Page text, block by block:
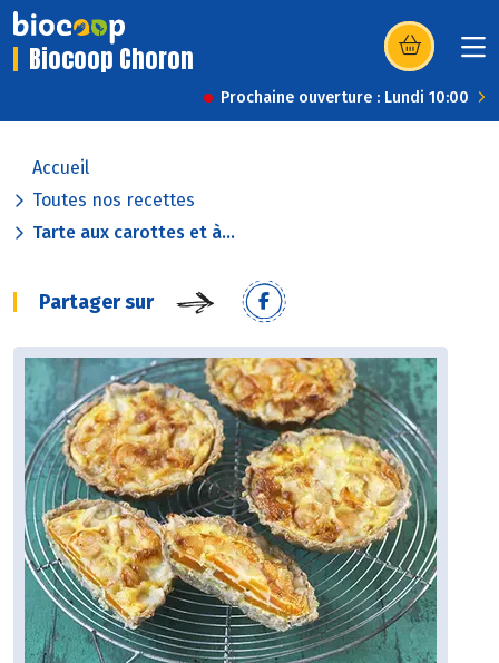
Biocoop Choron (s’ouvre dans
Prochaine ouverture : Lundi 10:00
Accueil
Toutes nos recettes
Tarte aux carottes et à...
Partager sur